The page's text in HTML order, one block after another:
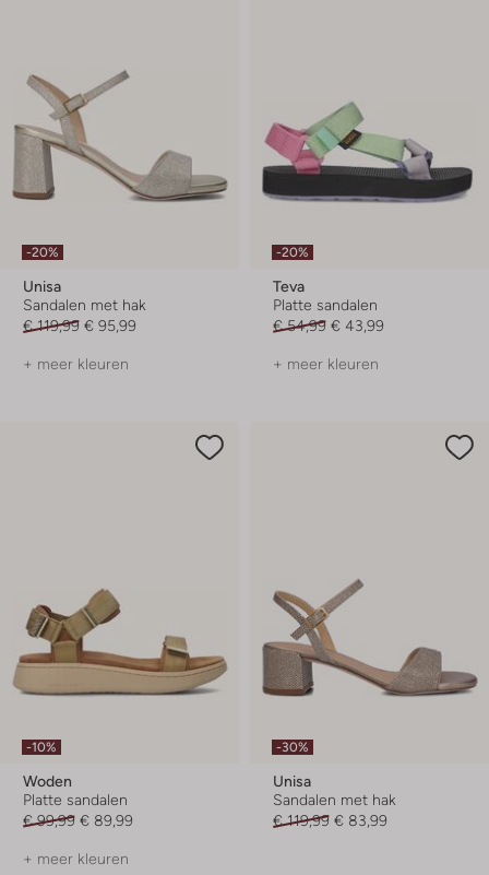
-20%
Unisa
Sandalen met hak
€ 119,99 € 95,99
+ meer kleuren
-20%
Teva
Platte sandalen
€ 54,99 € 43,99
+ meer kleuren
-10%
Woden
Platte sandalen
€ 99,99 € 89,99
+ meer kleuren
-30%
Unisa
Sandalen met hak
€ 119,99 € 83,99